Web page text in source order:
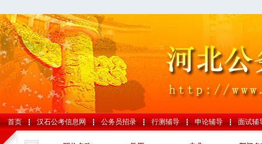
首页 汉石公考信息网 公务员招录 行测辅导 申论辅导 面试辅